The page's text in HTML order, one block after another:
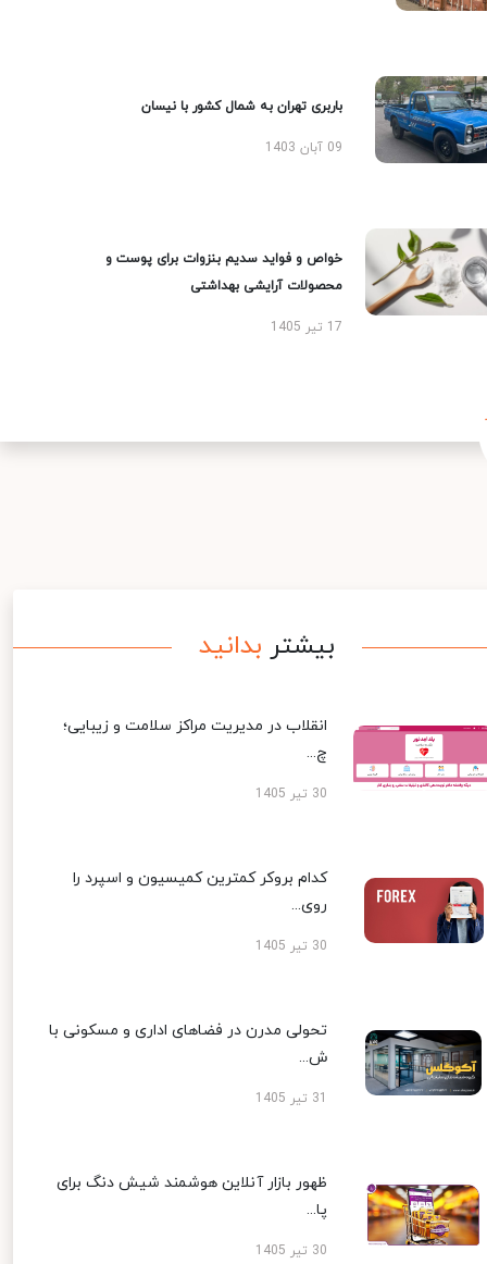
باربری تهران به شمال کشور با نیسان
09 آبان 1403
خواص و فواید سدیم بنزوات برای پوست و
محصولات آرایشی بهداشتی
17 تیر 1405
بیشتر بدانید
انقلاب در مدیریت مراکز سلامت و زیبایی؛
چ...
30 تیر 1405
کدام بروکر کمترین کمیسیون و اسپرد را
روی...
30 تیر 1405
تحولی مدرن در فضاهای اداری و مسکونی با
ش...
ظهور بازار آنلاین هوشمند شیش دنگ برای
پا...
30 تیر 1405